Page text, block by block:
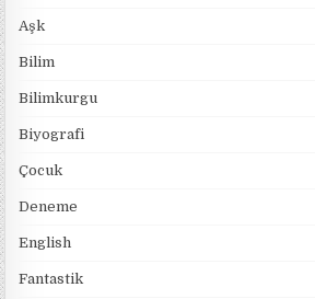
Aşk
Bilim
Bilimkurgu
Biyografi
Çocuk
Deneme
English
Fantastik